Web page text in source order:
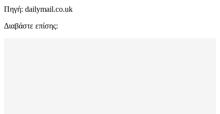
Πηγή: dailymail.co.uk
Διαβάστε επίσης: